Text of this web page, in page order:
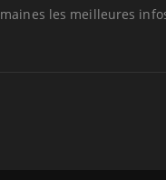
les meilleures